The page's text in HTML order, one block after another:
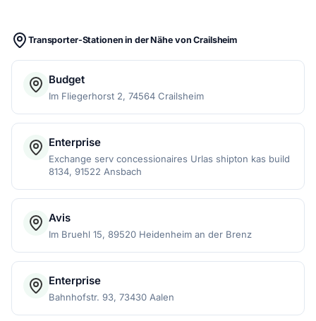
Transporter-Stationen in der Nähe von Crailsheim
Budget
Im Fliegerhorst 2, 74564 Crailsheim
Enterprise
Exchange serv concessionaires Urlas shipton kas build
8134, 91522 Ansbach
Avis
Im Bruehl 15, 89520 Heidenheim an der Brenz
Enterprise
Bahnhofstr. 93, 73430 Aalen